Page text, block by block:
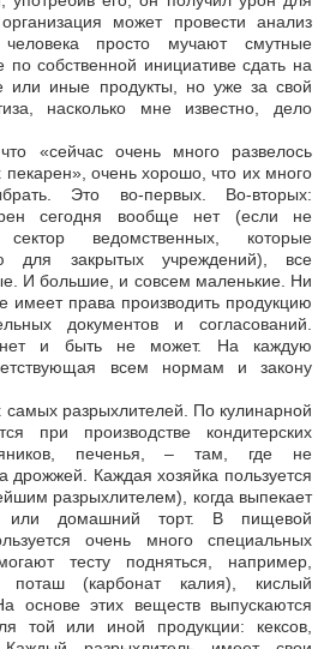
может провести анализ
просто мучают смутные
собственной инициативе сдать на
или иные продукты, но уже за свой
насколько мне известно, дело
«сейчас очень много развелось
очень хорошо, что их много
Это во-первых. Во-вторых:
сегодня вообще нет (если не
ведомственных, которые
для закрытых учреждений), все
И большие, и совсем маленькие. Ни
имеет права производить продукцию
документов и согласований.
нет и быть не может. На каждую
всем нормам и закону
самых разрыхлителей. По кулинарной
при производстве кондитерских
печенья, – там, где не
дрожжей. Каждая хозяйка пользуется
разрыхлителем), когда выпекает
или домашний торт. В пищевой
очень много специальных
тесту подняться, например,
поташ (карбонат калия), кислый
основе этих веществ выпускаются
той или иной продукции: кексов,